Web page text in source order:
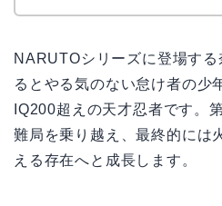
NARUTOシリーズに登場す
るとやる気のない怠け者の少
IQ200超えの天才忍者です。
難局を乗り越え、最終的には
える存在へと成長します。